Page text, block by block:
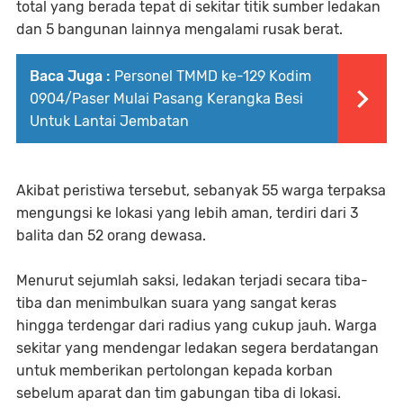
total yang berada tepat di sekitar titik sumber ledakan
dan 5 bangunan lainnya mengalami rusak berat.
Baca Juga : Personel TMMD ke-129 Kodim
0904/Paser Mulai Pasang Kerangka Besi
Untuk Lantai Jembatan
Akibat peristiwa tersebut, sebanyak 55 warga terpaksa
mengungsi ke lokasi yang lebih aman, terdiri dari 3
balita dan 52 orang dewasa.
Menurut sejumlah saksi, ledakan terjadi secara tiba-
tiba dan menimbulkan suara yang sangat keras
hingga terdengar dari radius yang cukup jauh. Warga
sekitar yang mendengar ledakan segera berdatangan
untuk memberikan pertolongan kepada korban
sebelum aparat dan tim gabungan tiba di lokasi.